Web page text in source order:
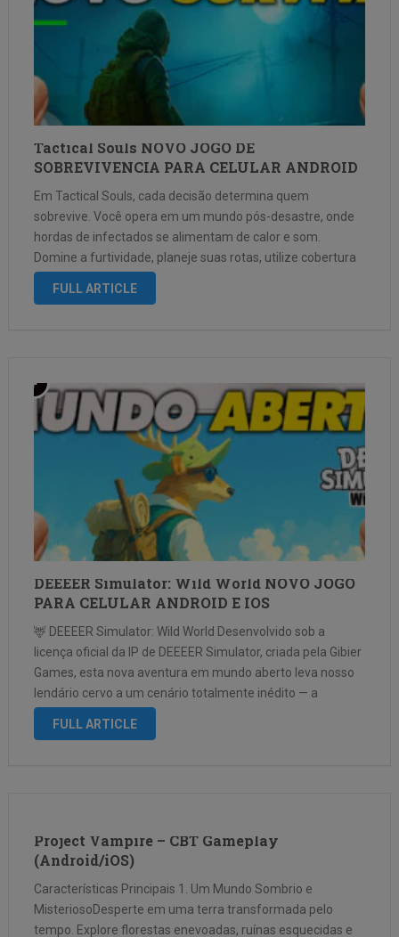
Tactical Souls NOVO JOGO DE
SOBREVIVENCIA PARA CELULAR ANDROID
Em Tactical Souls, cada decisão determina quem
sobrevive. Você opera em um mundo pós-desastre, onde
hordas de infectados se alimentam de calor e som.
Domine a furtividade, planeje suas rotas, utilize cobertura
e recursos. Sem piedade. Sem segundas chances. Apenas
FULL ARTICLE
DEEEER Simulator: Wild World NOVO JOGO
PARA CELULAR ANDROID E IOS
🦌 DEEEER Simulator: Wild World Desenvolvido sob a
licença oficial da IP de DEEEER Simulator, criada pela Gibier
Games, esta nova aventura em mundo aberto leva nosso
lendário cervo a um cenário totalmente inédito — a
natureza selvagem! Em DEEEER Simulator: Wild World,
FULL ARTICLE
Project Vampire – CBT Gameplay
(Android/iOS)
Características Principais 1. Um Mundo Sombrio e
MisteriosoDesperte em uma terra transformada pelo
tempo. Explore florestas enevoadas, ruínas esquecidas e